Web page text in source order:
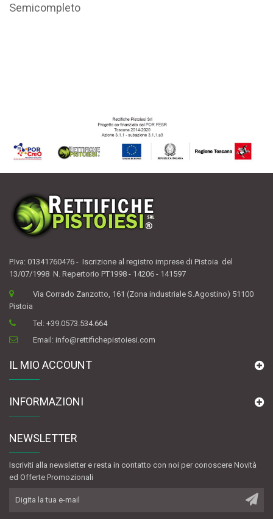
Semicompleto
P.Iva: 01341760476 - Iscrizione al registro imprese di Pistoia del
13/07/1998 N. Repertorio PT1998 - 14206 - 141597
Via Corrado Zanzotto, 161 (Zona industriale S.Agostino) 51100
Pistoia
Tel:+39.0573.534.664
Email:info@rettifichepistoiesi.com
IL MIO ACCOUNT
INFORMAZIONI
NEWSLETTER
Iscriviti alla newsletter e resta in contatto con noi per conoscere Novità
ed Offerte Promozionali